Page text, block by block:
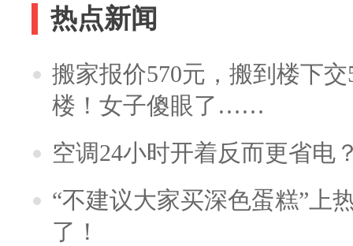
热点新闻
搬家报价570元，搬到楼下
楼！女子傻眼了……
空调24小时开着反而更省电
“不建议大家买深色蛋糕”上
了！